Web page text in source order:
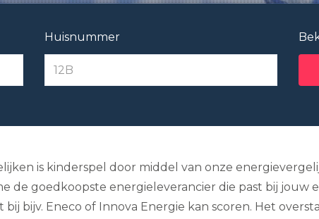
Huisnummer
is kinderspel door middel van onze
de goedkoopste energieleverancier die past bij jouw
bijv. Eneco of Innova Energie kan scoren. Het